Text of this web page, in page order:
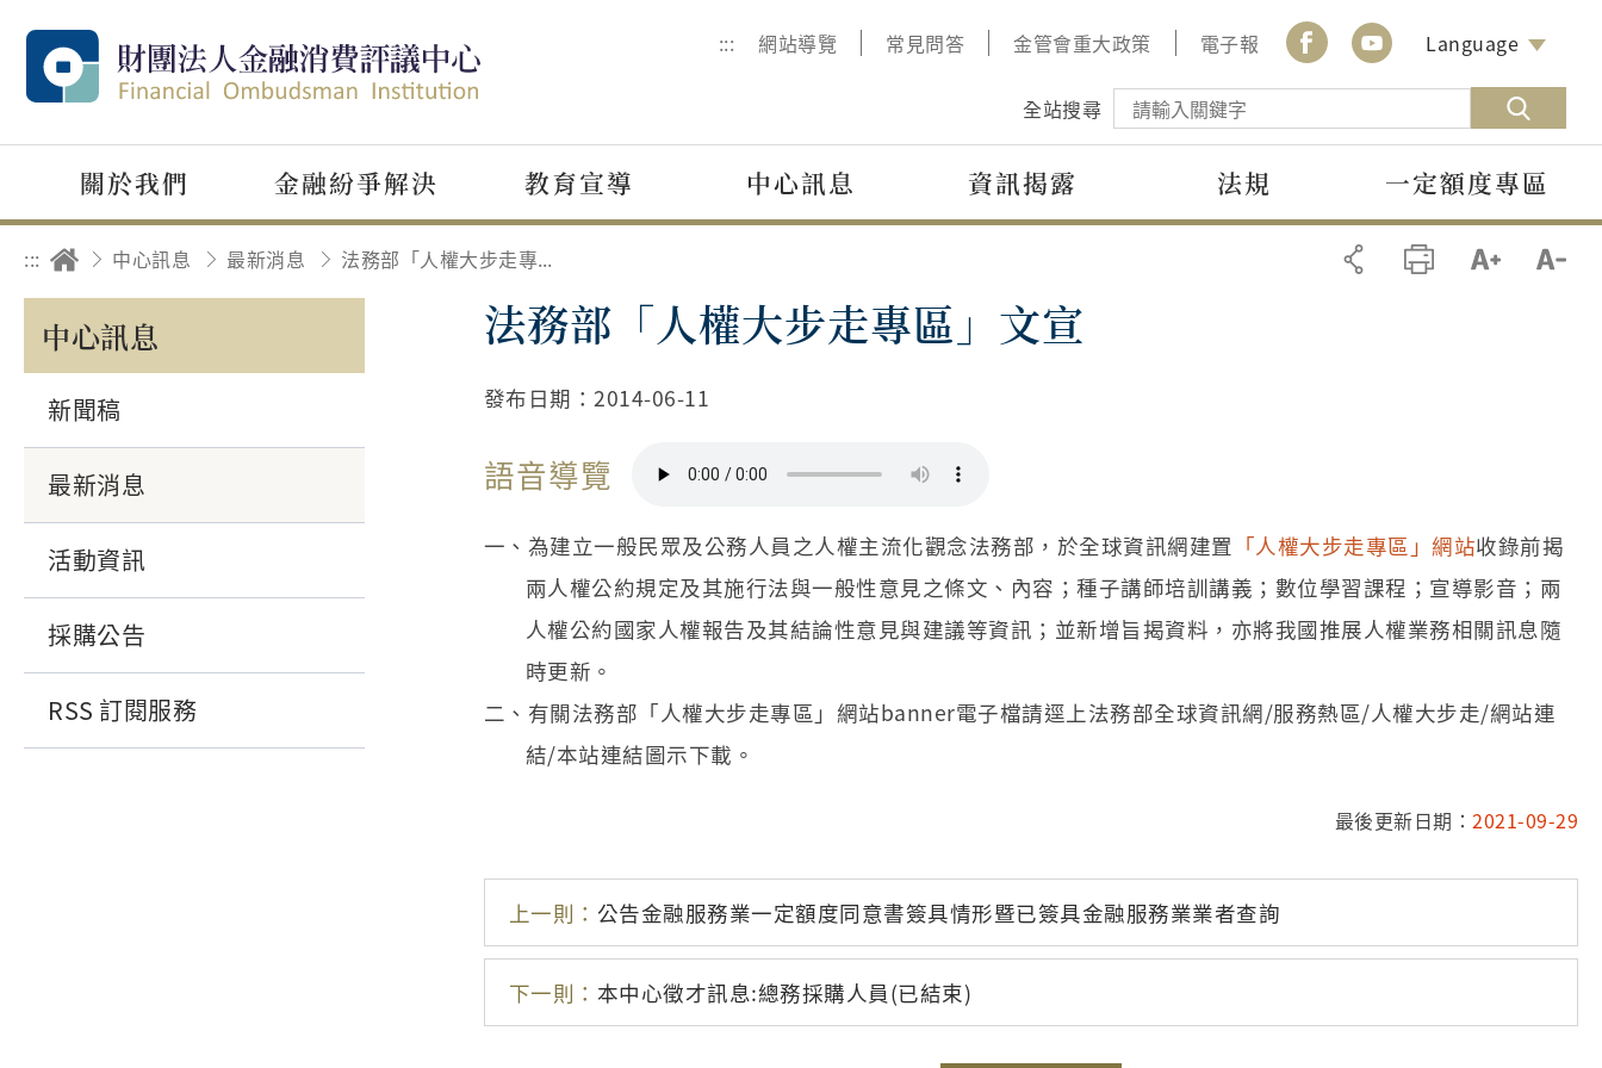
::: 網站導覽 常見問答 金管會重大政策 電子報 Language
全站搜尋
關於我們 金融紛爭解決 教育宣導 中心訊息 資訊揭露 法規 一定額度專區
::: 中心訊息 最新消息 法務部「人權大步走專區」文宣
中心訊息
新聞稿
最新消息
活動資訊
採購公告
RSS 訂閱服務
法務部「人權大步走專區」文宣
發布日期：2014-06-11
語音導覽
一、為建立一般民眾及公務人員之人權主流化觀念法務部，於全球資訊網建置 「人權大步走專區」網站收錄前揭
兩人權公約規定及其施行法與一般性意見之條文、內容；種子講師培訓講義；數位學習課程；宣導影音；兩
人權公約國家人權報告及其結論性意見與建議等資訊；並新增旨揭資料，亦將我國推展人權業務相關訊息隨
時更新。
二、有關法務部「人權大步走專區」網站banner電子檔請逕上法務部全球資訊網/服務熱區/人權大步走/網站連
結/本站連結圖示下載。
最後更新日期： 2021-09-29
上一則： 公告金融服務業一定額度同意書簽具情形暨已簽具金融服務業業者查詢
下一則： 本中心徵才訊息:總務採購人員(已結束)